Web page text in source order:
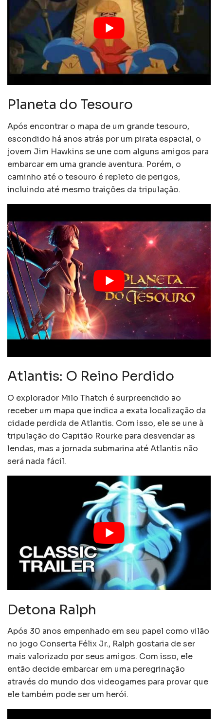
Planeta do Tesouro
Após encontrar o mapa de um grande tesouro,
escondido há anos atrás por um pirata espacial, o
jovem Jim Hawkins se une com alguns amigos para
embarcar em uma grande aventura. Porém, o
caminho até o tesouro é repleto de perigos,
incluindo até mesmo traições da tripulação.
Atlantis: O Reino Perdido
O explorador Milo Thatch é surpreendido ao
receber um mapa que indica a exata localização da
cidade perdida de Atlantis. Com isso, ele se une à
tripulação do Capitão Rourke para desvendar as
lendas, mas a jornada submarina até Atlantis não
será nada fácil.
Detona Ralph
Após 30 anos empenhado em seu papel como vilão
no jogo Conserta Félix Jr., Ralph gostaria de ser
mais valorizado por seus amigos. Com isso, ele
então decide embarcar em uma peregrinação
através do mundo dos videogames para provar que
ele também pode ser um herói.